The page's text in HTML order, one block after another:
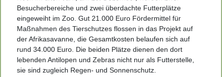
Besucherbereiche und zwei überdachte Futterplätze
eingeweiht im Zoo. Gut 21.000 Euro Fördermittel für
Maßnahmen des Tierschutzes flossen in das Projekt auf
der Afrikasavanne, die Gesamtkosten belaufen sich auf
rund 34.000 Euro. Die beiden Plätze dienen den dort
lebenden Antilopen und Zebras nicht nur als Futterstelle,
sie sind zugleich Regen- und Sonnenschutz.